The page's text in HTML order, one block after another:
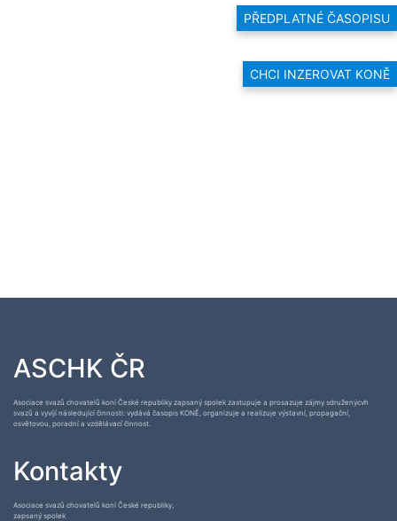
PŘEDPLATNÉ ČASOPISU
CHCI INZEROVAT KONĚ
ASCHK ČR
Asociace svazů chovatelů koní České republiky zapsaný spolek zastupuje a prosazuje zájmy sdruženýcvh
svazů a vyvíjí následující činnosti: vydává časopis KONĚ, organizuje a realizuje výstavní, propagační,
osvětovou, poradní a vzdělávací činnost.
Kontakty
Asociace svazů chovatelů koní České republiky,
zapsaný spolek